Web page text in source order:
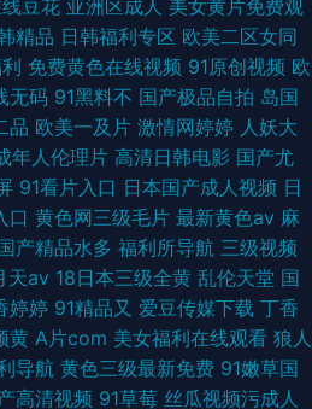
豆花 亚洲区成人 美女黄片免费观
精品 日韩福利专区 欧美二区女同
免费黄色在线视频 91原创视频 欧
无码 91黑料不 国产极品自拍 岛国
品 欧美一及片 激情网婷婷 人妖大
年人伦理片 高清日韩电影 国产尤
91看片入口 日本国产成人视频 日
口 黄色网三级毛片 最新黄色av 麻
产精品水多 福利所导航 三级视频
天av 18日本三级全黄 乱伦天堂 国
婷婷 91精品又 爱豆传媒下载 丁香
黄 A片com 美女福利在线观看 狼人
导航 黄色三级最新免费 91嫩草国
高清视频 91草莓 丝瓜视频污成人